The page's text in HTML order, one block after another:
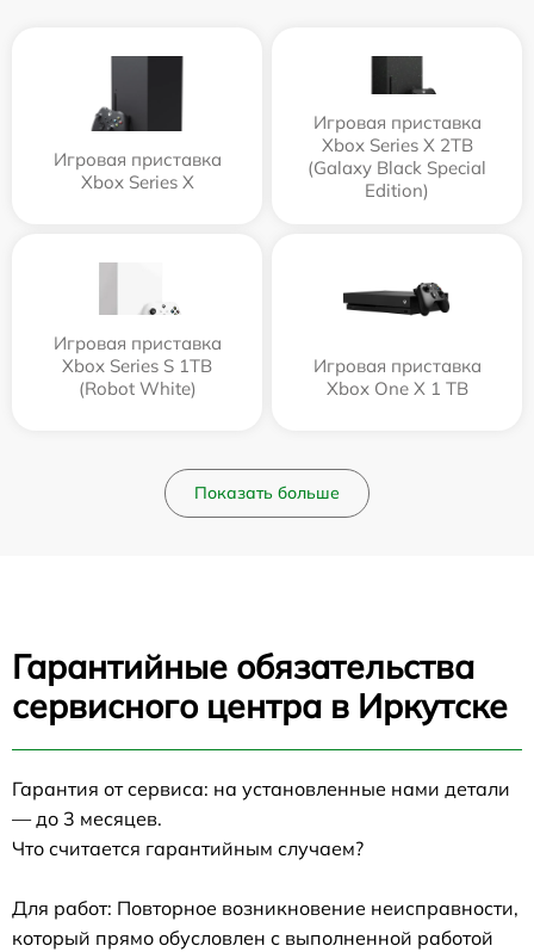
Игровая приставка
Xbox Series X
Игровая приставка
Xbox Series X 2TB
(Galaxy Black Special
Edition)
Игровая приставка
Xbox Series S 1TB
(Robot White)
Игровая приставка
Xbox One X 1 TB
Показать больше
Гарантийные обязательства
сервисного центра в Иркутске
Гарантия от сервиса: на установленные нами детали
— до 3 месяцев.
Что считается гарантийным случаем?
Для работ: Повторное возникновение неисправности,
который прямо обусловлен с выполненной работой